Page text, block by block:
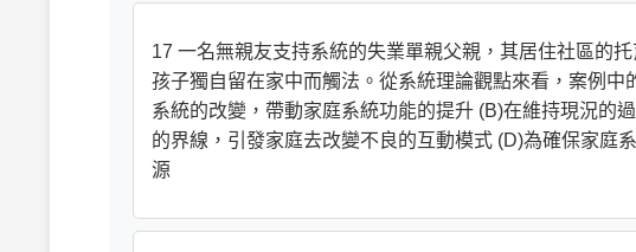
17 一名無親友支持系統的失業單親父親，其居住社區的
孩子獨自留在家中而觸法。從系統理論觀點來看，案例
系統的改變，帶動家庭系統功能的提升 (B)在維持現況的
的界線，引發家庭去改變不良的互動模式 (D)為確保家庭
源